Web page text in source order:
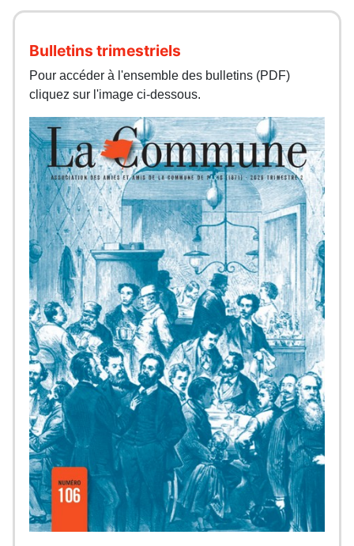
Bulletins trimestriels
Pour accéder à l'ensemble des bulletins (PDF)
cliquez sur l'image ci-dessous.